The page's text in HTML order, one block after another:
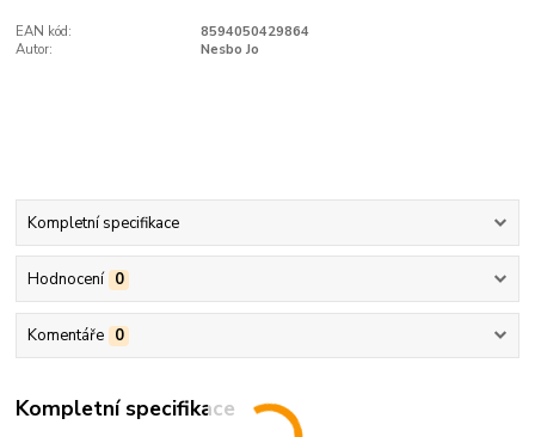
EAN kód:
8594050429864
Autor:
Nesbo Jo
Kompletní specifikace
Hodnocení 0
Komentáře 0
Kompletní specifikace